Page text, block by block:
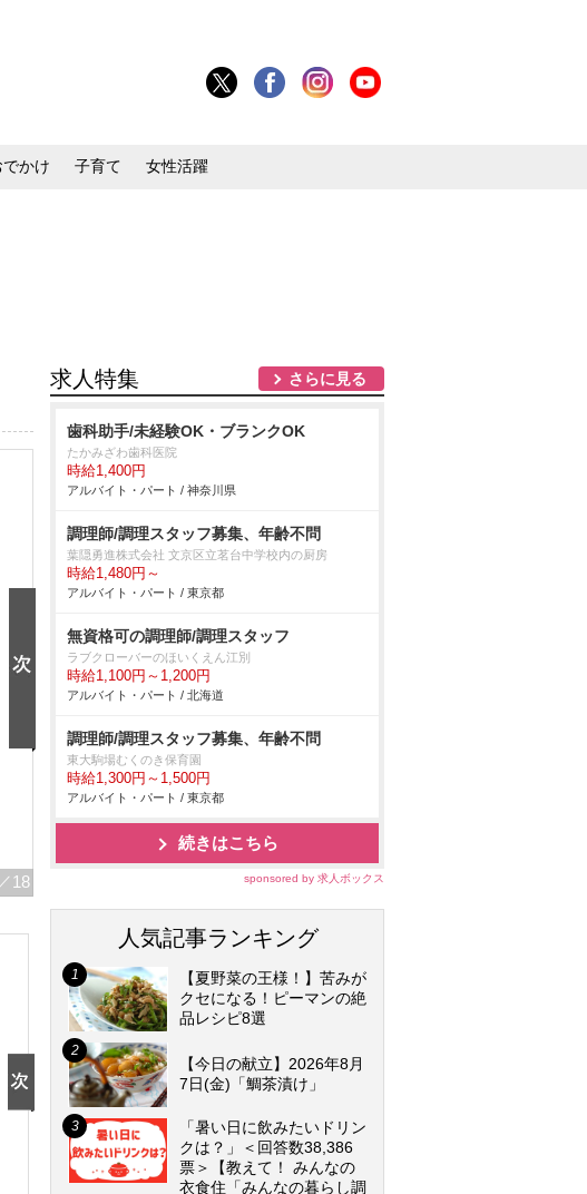
かけ 子育て 女性活躍
／18
求人特集 さらに見る
歯科助手/未経験OK・ブランクOK
たかみざわ歯科医院
時給1,400円
アルバイト・パート / 神奈川県
調理師/調理スタッフ募集、年齢不問
葉隠勇進株式会社 文京区立茗台中学校内の厨房
時給1,480円～
アルバイト・パート / 東京都
無資格可の調理師/調理スタッフ
ラブクローバーのほいくえん江別
時給1,100円～1,200円
アルバイト・パート / 北海道
調理師/調理スタッフ募集、年齢不問
東大駒場むくのき保育園
時給1,300円～1,500円
アルバイト・パート / 東京都
続きはこちら
sponsored by 求人ボックス
人気記事ランキング
【夏野菜の王様！】苦みが
クセになる！ピーマンの絶
品レシピ8選
【今日の献立】2026年8月
7日(金)「鯛茶漬け」
「暑い日に飲みたいドリン
クは？」＜回答数38,386
票＞【教えて！ みんなの
衣食住「みんなの暮らし調